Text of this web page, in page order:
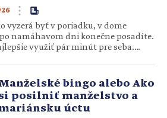
vyzerá byť v poriadku, v dome
namáhavom dni konečne posadíte.
využiť pár minút pre seba.
správnu možnosť, lebo práve v tej
ozve taký krik,…bingo alebo Ako
posilniť manželstvo a
úctu